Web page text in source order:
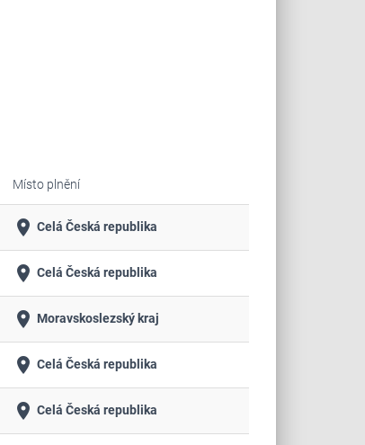
Místo plnění
place Celá Česká republika
place Celá Česká republika
place Moravskoslezský kraj
place Celá Česká republika
place Celá Česká republika